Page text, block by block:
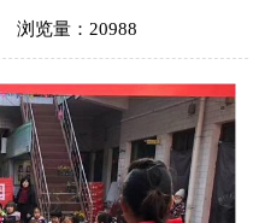
浏览量：20988